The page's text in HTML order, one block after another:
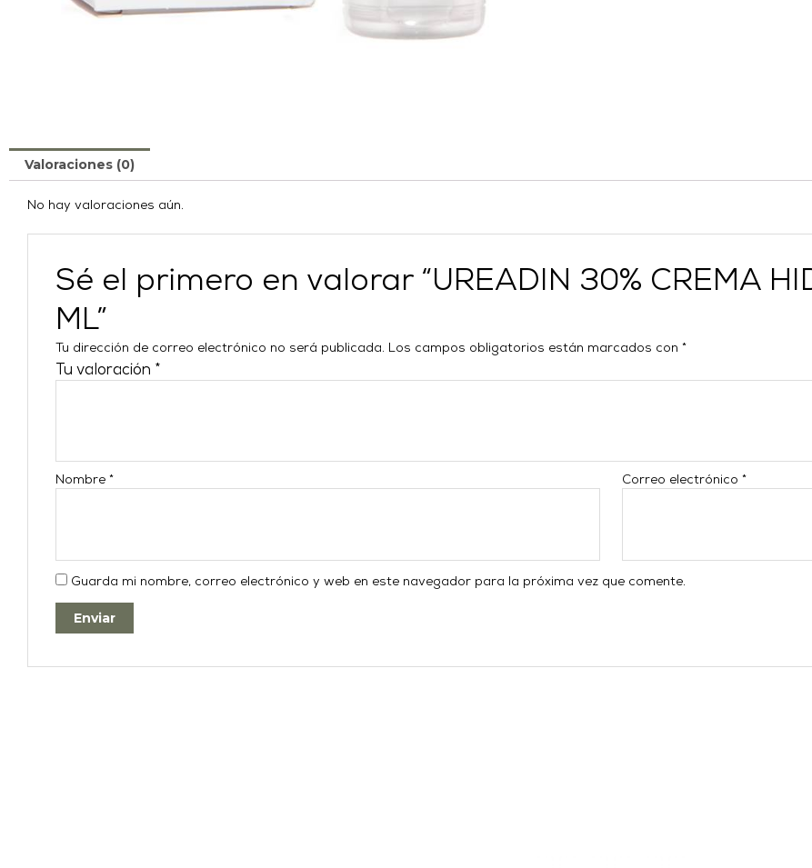
Valoraciones (0)
No hay valoraciones aún.
Sé el primero en valorar “UREADIN 30% CREMA
ML”
Tu dirección de correo electrónico no será publicada. Los campos obligatorios están marcados con*
Tu valoración *
Nombre* Correo electrónico*
Guarda mi nombre, correo electrónico y web en este navegador para la próxima vez que comente.